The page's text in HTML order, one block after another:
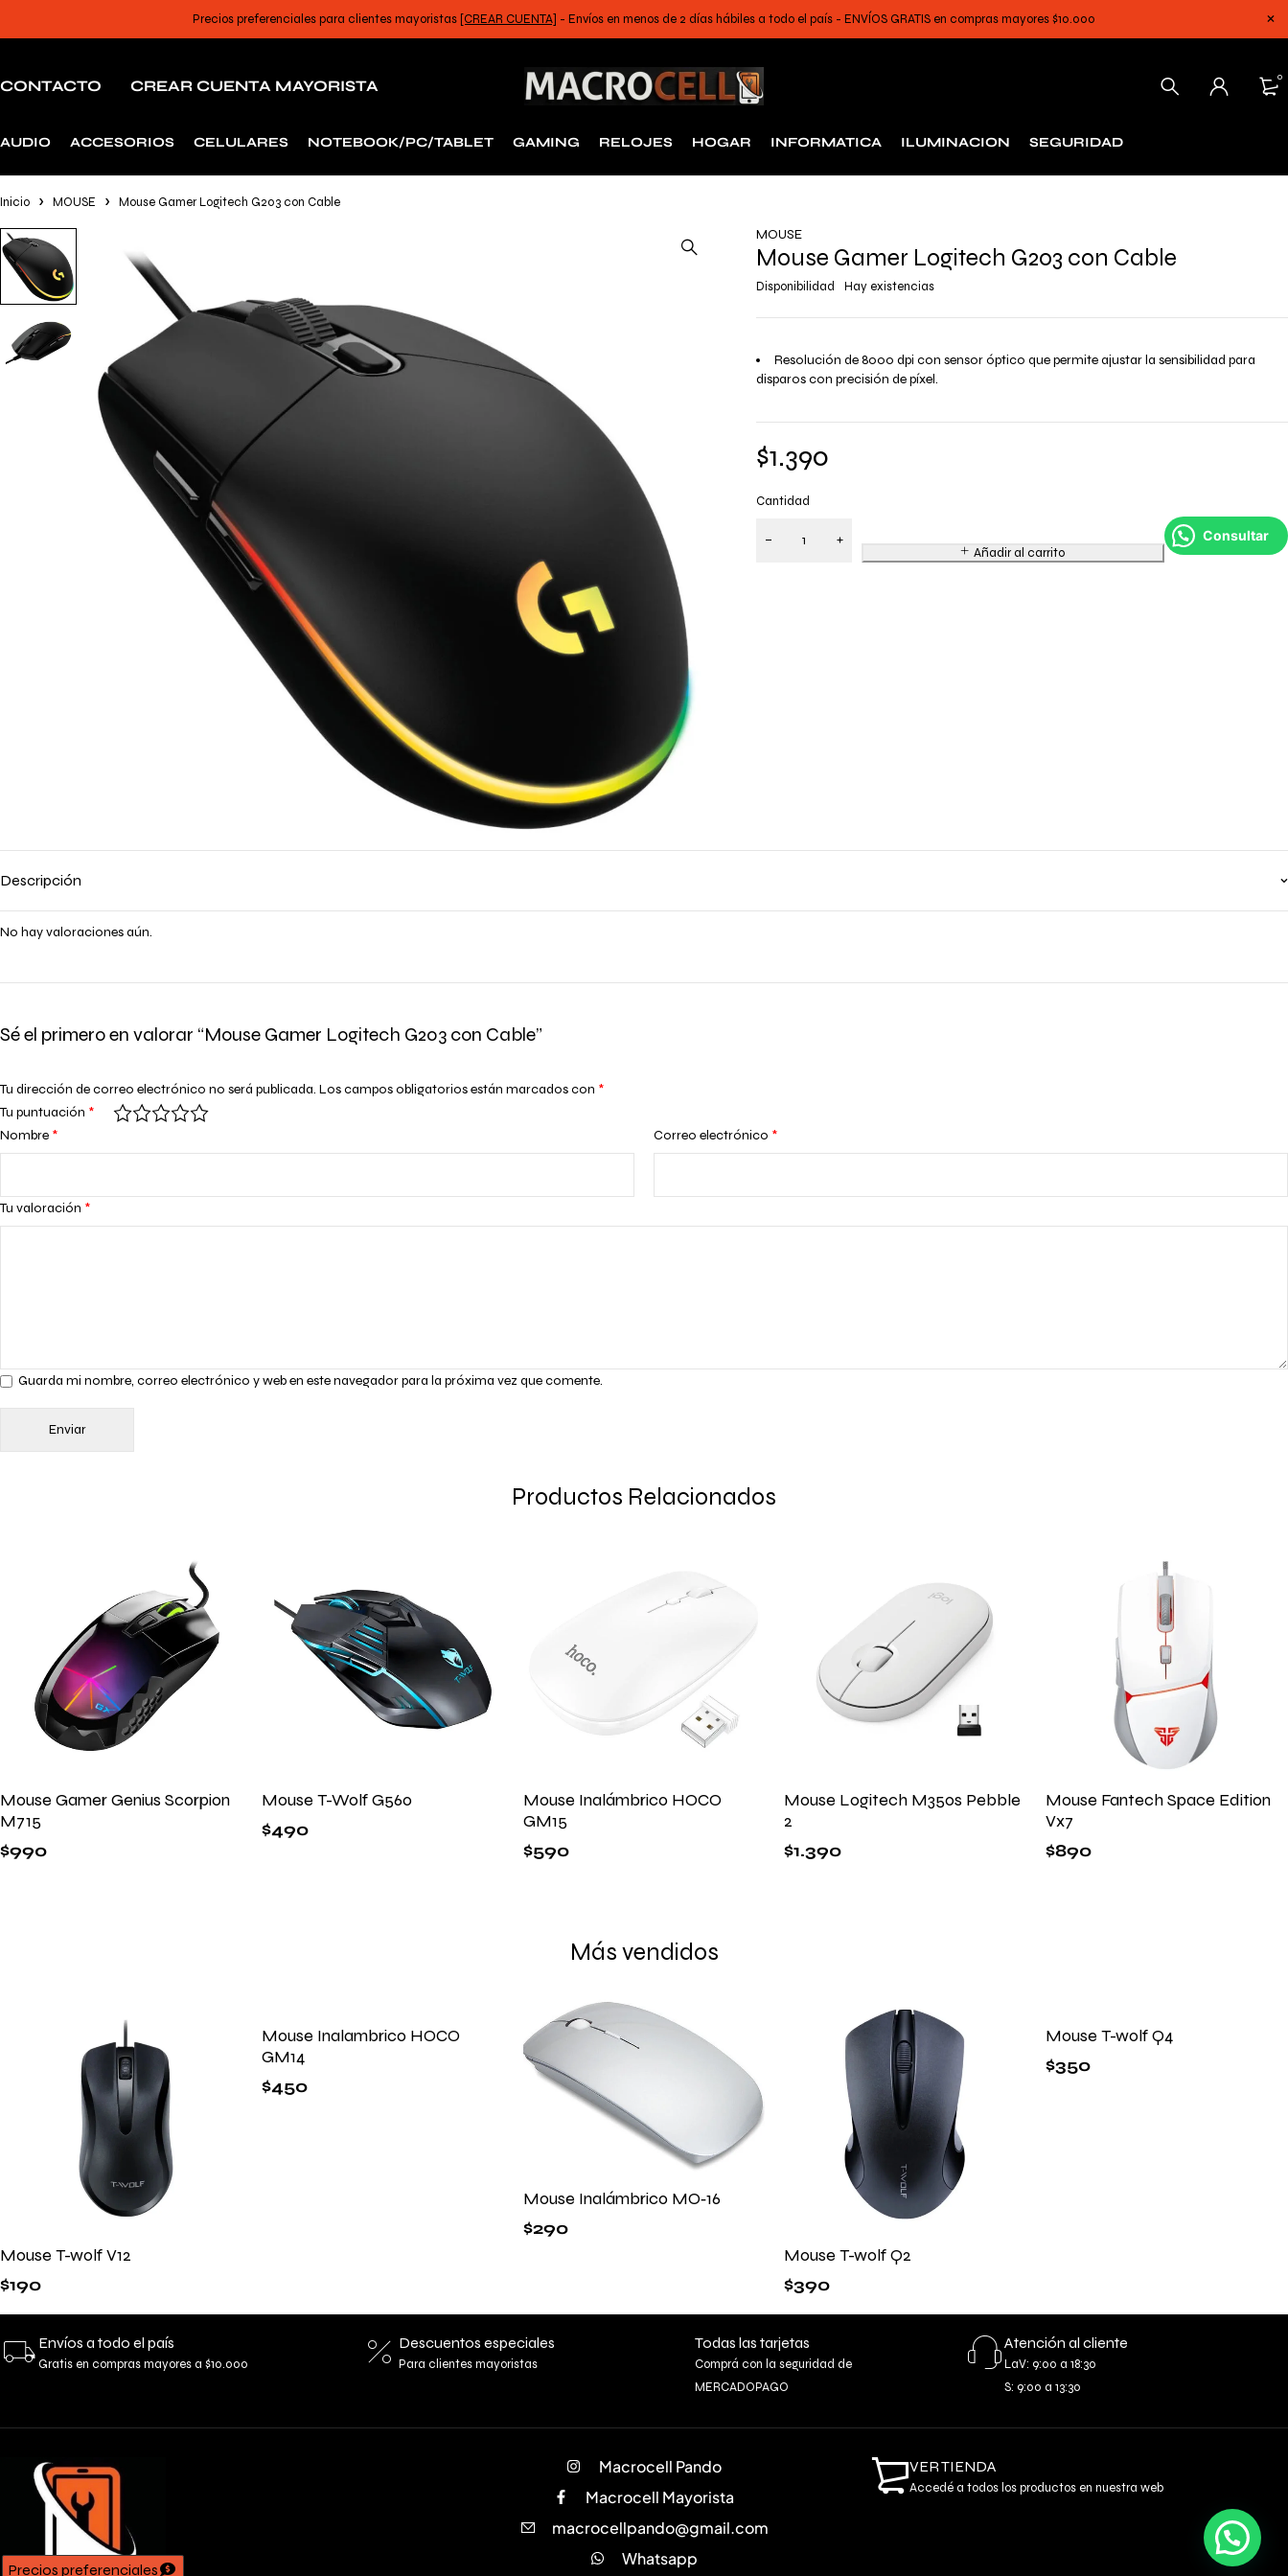
Precios preferenciales para clientes mayoristas [CREAR CUENTA] - Envíos en menos de 2 días hábiles a todo el país - ENVÍOS GRATIS en compras mayores $10.000
CONTACTO CREAR CUENTA MAYORISTA 0
AUDIO ACCESORIOS CELULARES NOTEBOOK/PC/TABLET GAMING RELOJES HOGAR INFORMATICA ILUMINACION SEGURIDAD
Inicio MOUSE Mouse Gamer Logitech G203 con Cable
MOUSE
Mouse Gamer Logitech G203 con Cable
Disponibilidad Hay existencias
Resolución de 8000 dpi con sensor óptico que permite ajustar la sensibilidad para
disparos con precisión de píxel.
$1.390
Cantidad
Añadir al carrito
Consultar
Descripción
No hay valoraciones aún.
Sé el primero en valorar “Mouse Gamer Logitech G203 con Cable”
Tu dirección de correo electrónico no será publicada. Los campos obligatorios están marcados con *
Tu puntuación *
Tu valoración *
Nombre * Correo electrónico *
Guarda mi nombre, correo electrónico y web en este navegador para la próxima vez que comente.
Productos Relacionados
Mouse Gamer Genius Scorpion
M715
$990
Mouse T-Wolf G560
$490
Mouse Inalámbrico HOCO
GM15
$590
Mouse Logitech M350s Pebble
2
$1.390
Mouse Fantech Space Edition
Vx7
$890
Más vendidos
Mouse T-wolf V12
$190
Mouse Inalambrico HOCO
GM14
$450
Mouse Inalámbrico MO‑16
$290
Mouse T-wolf Q2
$390
Mouse T-wolf Q4
$350
Envíos a todo el país
Gratis en compras mayores a $10.000
Descuentos especiales
Para clientes mayoristas
Todas las tarjetas
Comprá con la seguridad de
MERCADOPAGO
Atención al cliente
LaV: 9:00 a 18:30
S: 9:00 a 13:30
Macrocell Pando
Macrocell Mayorista
macrocellpando@gmail.com
Whatsapp
VER TIENDA
Accedé a todos los productos en nuestra web
Precios preferenciales